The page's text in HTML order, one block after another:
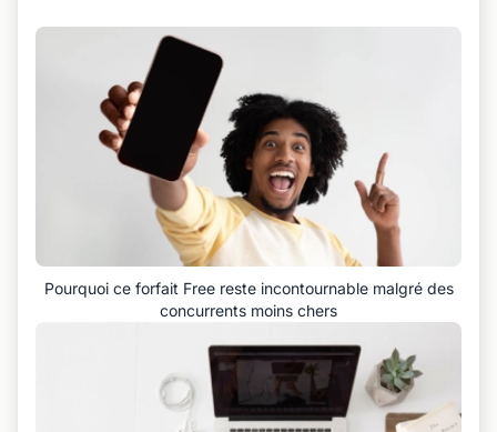
Pourquoi ce forfait Free reste incontournable malgré des
concurrents moins chers